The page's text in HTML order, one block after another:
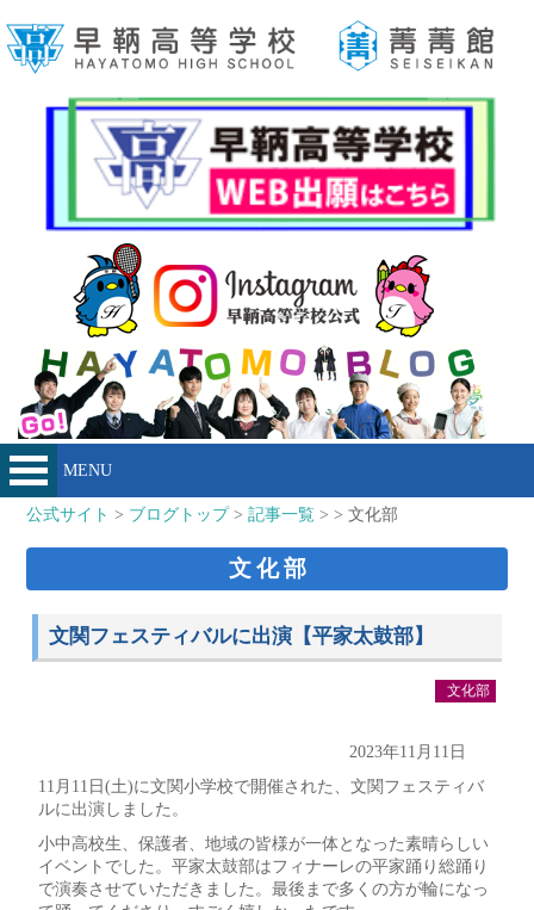
MENU
公式サイト > ブログトップ>記事一覧 > > 文化部
文化部
文関フェスティバルに出演【平家太鼓部】
文化部
2023年11月11日
11月11日(土)に文関小学校で開催された、文関フェスティバ
ルに出演しました。
小中高校生、保護者、地域の皆様が一体となった素晴らしい
イベントでした。平家太鼓部はフィナーレの平家踊り総踊り
で演奏させていただきました。最後まで多くの方が輪になっ